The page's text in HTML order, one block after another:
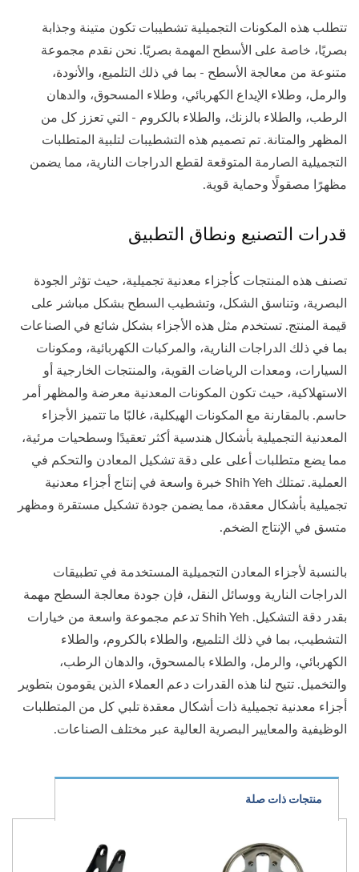
تتطلب هذه المكونات التجميلية تشطيبات تكون متينة وجذابة
بصريًا، خاصة على الأسطح المهمة بصريًا. نحن نقدم مجموعة
متنوعة من معالجة الأسطح - بما في ذلك التلميع، والأنودة،
والرمل، وطلاء الإيداع الكهربائي، وطلاء المسحوق، والدهان
الرطب، والطلاء بالزنك، والطلاء بالكروم - التي تعزز كل من
المظهر والمتانة. تم تصميم هذه التشطيبات لتلبية المتطلبات
التجميلية الصارمة المتوقعة لقطع الدراجات النارية، مما يضمن
مظهرًا مصقولًا وحماية قوية.
قدرات التصنيع ونطاق التطبيق
تصنف هذه المنتجات كأجزاء معدنية تجميلية، حيث تؤثر الجودة
البصرية، وتناسق الشكل، وتشطيب السطح بشكل مباشر على
قيمة المنتج. تستخدم مثل هذه الأجزاء بشكل شائع في الصناعات
بما في ذلك الدراجات النارية، والمركبات الكهربائية، ومكونات
السيارات، ومعدات الرياضات القوية، والمنتجات الخارجية أو
الاستهلاكية، حيث تكون المكونات المعدنية معرضة والمظهر أمر
حاسم. بالمقارنة مع المكونات الهيكلية، غالبًا ما تتميز الأجزاء
المعدنية التجميلية بأشكال هندسية أكثر تعقيدًا وسطحيات مرئية،
مما يضع متطلبات أعلى على دقة تشكيل المعادن والتحكم في
العملية. تمتلك Shih Yeh خبرة واسعة في إنتاج أجزاء معدنية
تجميلية بأشكال معقدة، مما يضمن جودة تشكيل مستقرة ومظهر
متسق في الإنتاج الضخم.
بالنسبة لأجزاء المعادن التجميلية المستخدمة في تطبيقات
الدراجات النارية ووسائل النقل، فإن جودة معالجة السطح مهمة
بقدر دقة التشكيل. Shih Yeh تدعم مجموعة واسعة من خيارات
التشطيب، بما في ذلك التلميع، والطلاء بالكروم، والطلاء
الكهربائي، والرمل، والطلاء بالمسحوق، والدهان الرطب،
والتخميل. تتيح لنا هذه القدرات دعم العملاء الذين يقومون بتطوير
أجزاء معدنية تجميلية ذات أشكال معقدة تلبي كل من المتطلبات
الوظيفية والمعايير البصرية العالية عبر مختلف الصناعات.
منتجات ذات صلة